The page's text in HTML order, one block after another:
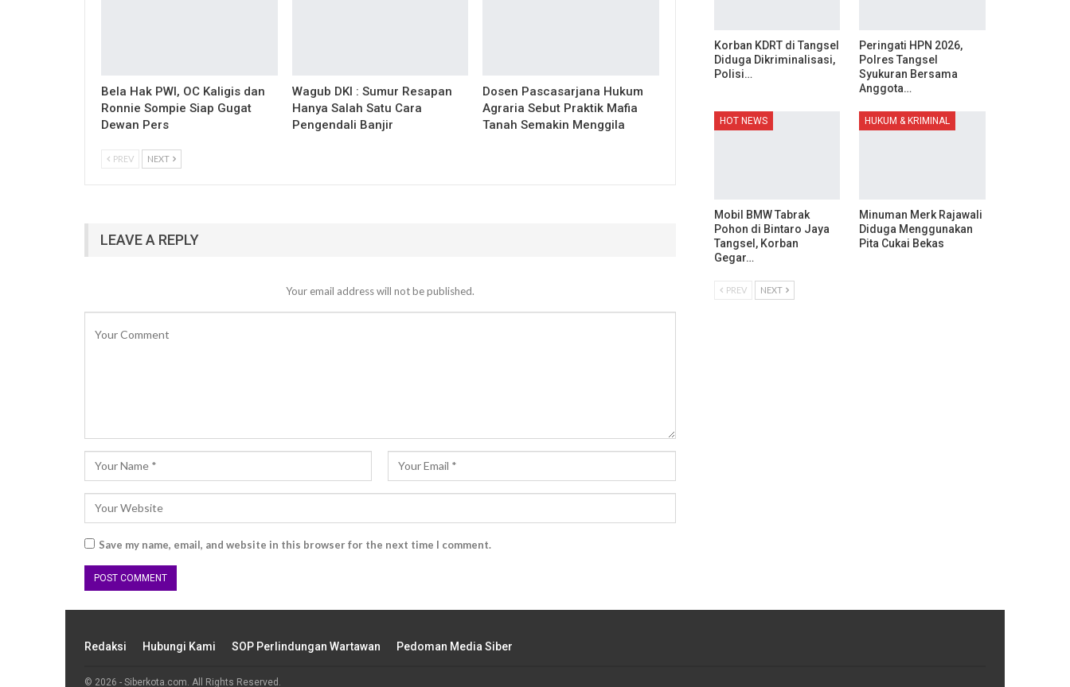
Bela Hak PWI, OC Kaligis dan
Ronnie Sompie Siap Gugat
Dewan Pers
Wagub DKI : Sumur Resapan
Hanya Salah Satu Cara
Pengendali Banjir
Dosen Pascasarjana Hukum
Agraria Sebut Praktik Mafia
Tanah Semakin Menggila
PREV NEXT
LEAVE A REPLY
Your email address will not be published.
Save my name, email, and website in this browser for the next time I comment.
Korban KDRT di Tangsel
Diduga Dikriminalisasi,
Polisi…
Peringati HPN 2026,
Polres Tangsel
Syukuran Bersama
Anggota…
HOT NEWS
Mobil BMW Tabrak
Pohon di Bintaro Jaya
Tangsel, Korban
Gegar…
HUKUM & KRIMINAL
Minuman Merk Rajawali
Diduga Menggunakan
Pita Cukai Bekas
PREV NEXT
Redaksi Hubungi Kami SOP Perlindungan Wartawan Pedoman Media Siber
© 2026 - Siberkota.com. All Rights Reserved.